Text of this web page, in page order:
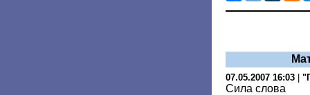
07.05.2007 16:03 |
Сила слова